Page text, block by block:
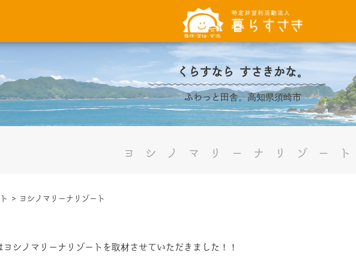
くらすなら すさきかな。
ふわっと田舎。高知県須崎市
ヨシノマリーナリゾート
> ヨシノマリーナリゾート
ヨシノマリーナリゾートを取材させていただきました！！